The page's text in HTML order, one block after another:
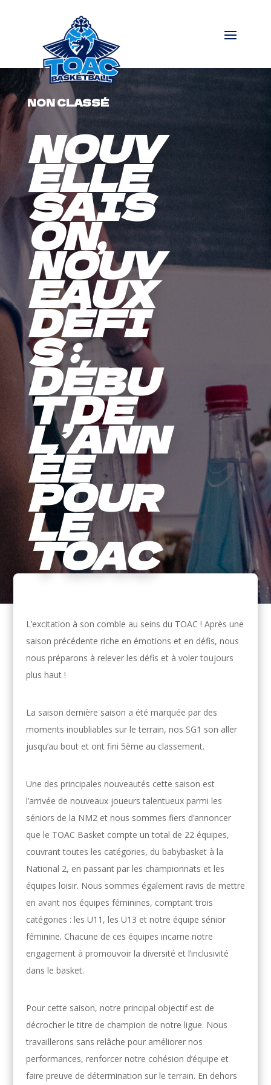
NON CLASSÉ
NOUV
ELLE
SAIS
ON,
NOUV
EAUX
DÉFI
S :
DÉBU
T DE
L’ANN
ÉE
POUR
LE
TOAC
L’excitation à son comble au seins du TOAC ! Après une
saison précédente riche en émotions et en défis, nous
nous préparons à relever les défis et à voler toujours
plus haut !
La saison dernière saison a été marquée par des
moments inoubliables sur le terrain, nos SG1 son aller
jusqu’au bout et ont fini 5ème au classement.
Une des principales nouveautés cette saison est
l’arrivée de nouveaux joueurs talentueux parmi les
séniors de la NM2 et nous sommes fiers d’annoncer
que le TOAC Basket compte un total de 22 équipes,
couvrant toutes les catégories, du babybasket à la
National 2, en passant par les championnats et les
équipes loisir. Nous sommes également ravis de mettre
en avant nos équipes féminines, comptant trois
catégories : les U11, les U13 et notre équipe sénior
féminine. Chacune de ces équipes incarne notre
engagement à promouvoir la diversité et l’inclusivité
dans le basket.
Pour cette saison, notre principal objectif est de
décrocher le titre de champion de notre ligue. Nous
travaillerons sans relâche pour améliorer nos
performances, renforcer notre cohésion d’équipe et
faire preuve de détermination sur le terrain. En dehors